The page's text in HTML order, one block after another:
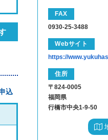
込
FAX
0930-25-3488
Webサイト
https://
住所
〒824-0005
福岡県
行橋市中央1-9-50